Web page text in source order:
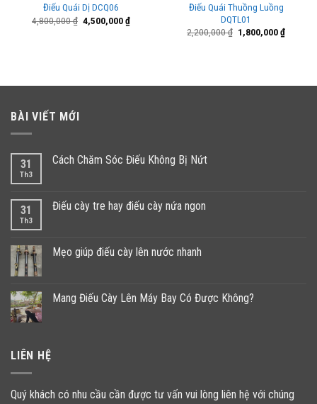
Điếu Quái Dị DCQ06
4,800,000₫ Giá
gốc
4,500,000₫Giá
Điếu Quái Thuồng Luồng
DQTL01
2,200,000₫ Giá
gốc
1,800,000₫Giá
BÀI VIẾT MỚI
31
Th3
Cách Chăm Sóc Điếu Không Bị Nứt
31
Th3
Điếu cày tre hay điếu cày nứa ngon
Mẹo giúp điếu cày lên nước nhanh
Mang Điếu Cày Lên Máy Bay Có Được Không?
LIÊN HỆ
Quý khách có nhu cầu cần được tư vấn vui lòng liên hệ với chúng